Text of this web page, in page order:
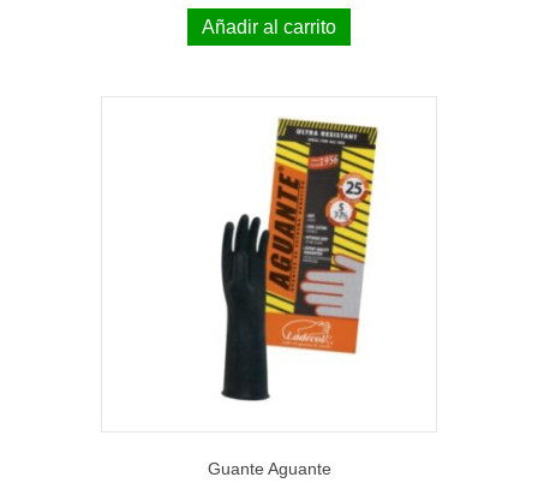
Añadir al carrito
Guante Aguante